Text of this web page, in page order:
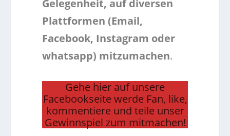
Gelegenheit, auf diversen
Plattformen (Email,
Facebook, Instagram oder
whatsapp) mitzumachen.
Gehe hier auf unsere
Facebookseite werde Fan, like,
kommentiere und teile unser
Gewinnspiel zum mitmachen!